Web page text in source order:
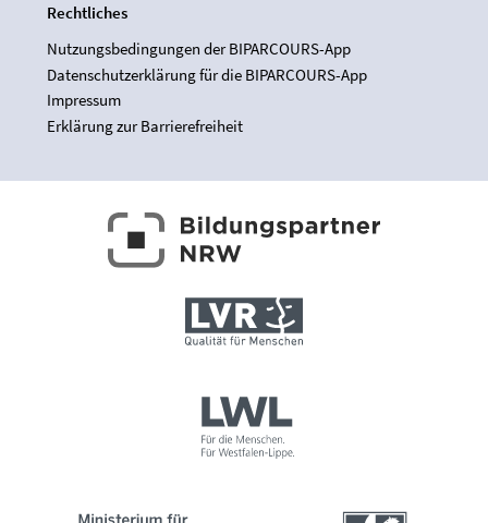
Rechtliches
Nutzungsbedingungen der BIPARCOURS-App
Datenschutzerklärung für die BIPARCOURS-App
Impressum
Erklärung zur Barrierefreiheit